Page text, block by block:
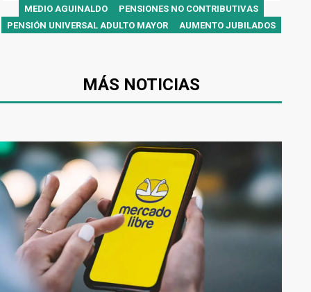
MEDIO AGUINALDO
PENSIONES NO CONTRIBUTIVAS
PENSIÓN UNIVERSAL ADULTO MAYOR
AUMENTO JUBILADOS
MÁS NOTICIAS